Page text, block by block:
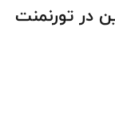
در تورنمنت